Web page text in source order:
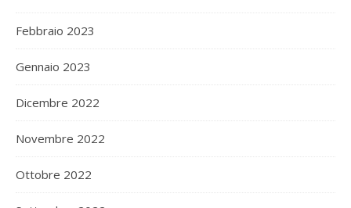
Febbraio 2023
Gennaio 2023
Dicembre 2022
Novembre 2022
Ottobre 2022